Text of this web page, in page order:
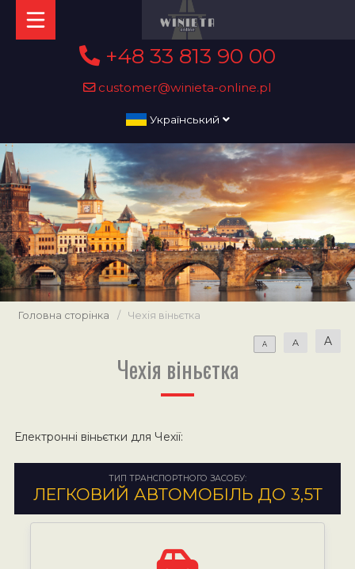
+48 33 813 90 00
customer@winieta-online.pl
Український
Головна сторінка / Чехія віньєтка
A A A
Чехія віньєтка
Електронні віньєтки для Чехії:
ТИП ТРАНСПОРТНОГО ЗАСОБУ:
ЛЕГКОВИЙ АВТОМОБІЛЬ ДО 3,5Т